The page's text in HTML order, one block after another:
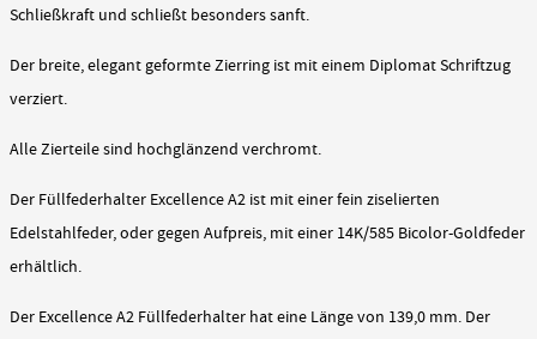
Schließkraft und schließt besonders sanft.
Der breite, elegant geformte Zierring ist mit einem Diplomat Schriftzug
verziert.
Alle Zierteile sind hochglänzend verchromt.
Der Füllfederhalter Excellence A2 ist mit einer fein ziselierten
Edelstahlfeder, oder gegen Aufpreis, mit einer 14K/585 Bicolor-Goldfeder
erhältlich.
Der Excellence A2 Füllfederhalter hat eine Länge von 139,0 mm. Der